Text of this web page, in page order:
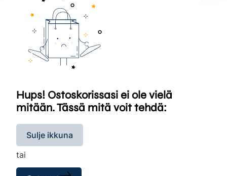
Hups! Ostoskorissasi ei ole vielä
mitään. Tässä mitä voit tehdä:
Sulje ikkuna
tai